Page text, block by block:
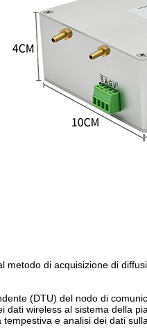
metodo di acquisizione di
(DTU) del nodo di
wireless al sistema della
e analisi dei dati